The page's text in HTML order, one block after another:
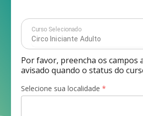
Curso Selecionado
Por favor, preencha os campos
avisado quando o status do
Selecione sua localidade *